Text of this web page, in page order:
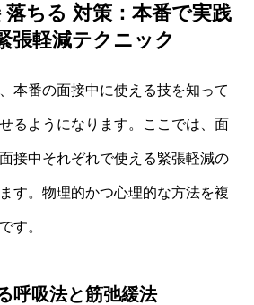
ちる 対策：本番で実践
張軽減テクニック
本番の面接中に使える技を知って
るようになります。ここでは、面
接中それぞれで使える緊張軽減の
す。物理的かつ心理的な方法を複
す。
呼吸法と筋弛緩法